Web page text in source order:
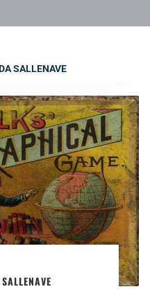
SALLENAVE